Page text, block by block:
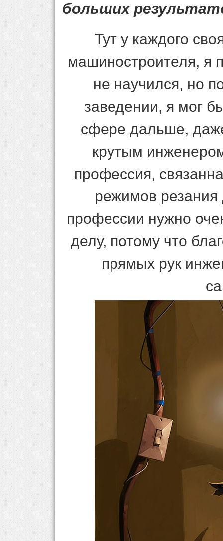
больших
Тут у каждого
машиностроителя, я
не научился, но
заведении, я мог
сфере дальше,
крутым
профессия,
режимов резания
профессии нужно
делу, потому что
прямых рук